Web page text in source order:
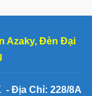
Azaky, Đèn Đại
- Địa Chỉ: 228/8A